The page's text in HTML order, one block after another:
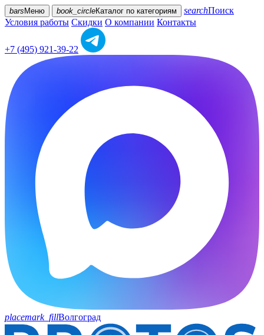
bars Меню book_circleКаталог по категориям searchПоиск
Условия работы Скидки О компании Контакты
+7 (495) 921-39-22
placemark_fillВолгоград